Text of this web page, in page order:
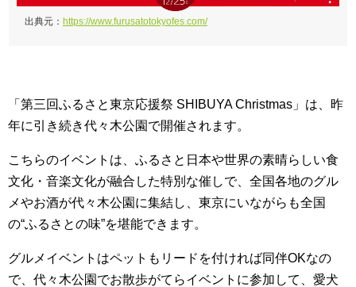
出典元： https://www.furusatotokyofes.com/
「第三回ふるさと東京応援祭 SHIBUYA Christmas」は、昨
年に引き続き代々木公園で開催されます。
こちらのイベントは、ふるさと日本や世界の素晴らしい食
文化・音楽文化が融合した特別な催しで、全国各地のグル
メやお酒が代々木公園に集結し、東京にいながらも全国
の“ふるさとの味”を堪能できます。
グルメイベントはペットもリードを付ければ同伴OKなの
で、代々木公園でお散歩がてらイベントに参加して、愛犬